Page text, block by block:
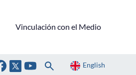
Vinculación con el Medio
English